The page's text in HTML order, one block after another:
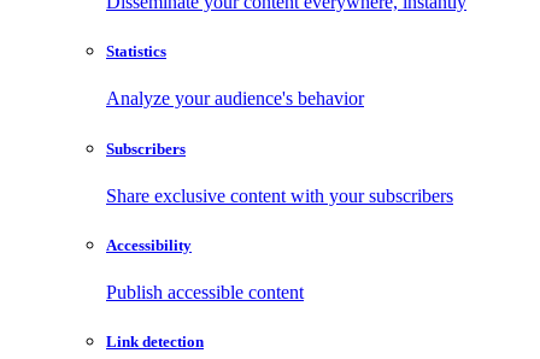
Statistics
Analyze your audience's behavior
Subscribers
Share exclusive content with your subscribers
Accessibility
Publish accessible content
Link detection